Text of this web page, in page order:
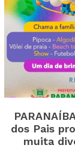
dos Pais
muita